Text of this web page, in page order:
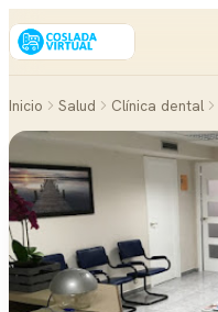
Inicio Salud Clínica dental